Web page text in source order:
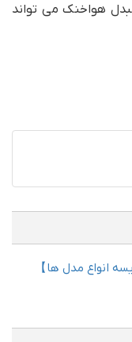
هواخنک می تواند
انواع مدل ها】